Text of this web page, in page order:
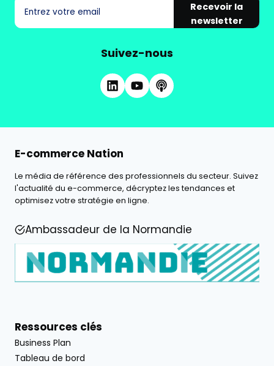
Recevoir la
newsletter
Suivez-nous
E-commerce Nation
Le média de référence des professionnels du secteur. Suivez
l'actualité du e-commerce, décryptez les tendances et
optimisez votre stratégie en ligne.
Ambassadeur de la Normandie
Ressources clés
Business Plan
Tableau de bord